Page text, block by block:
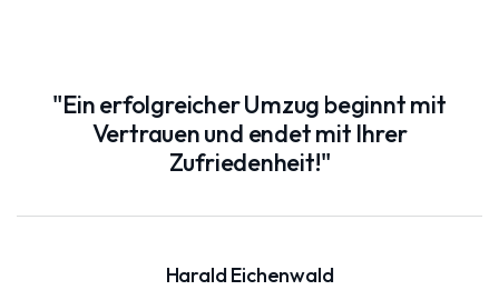
"Ein erfolgreicher Umzug beginnt mit
Vertrauen und endet mit Ihrer
Zufriedenheit!"
Harald Eichenwald